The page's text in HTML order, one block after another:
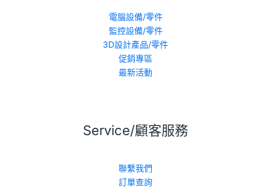
電腦設備/零件
監控設備/零件
3D設計產品/零件
促銷專區
最新活動
Service/顧客服務
聯繫我們
訂單查詢